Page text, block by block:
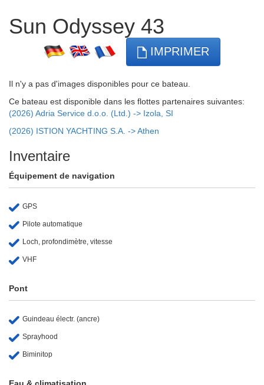
Sun Odyssey 43
IMPRIMER
Il n'y a pas d'images disponibles pour ce bateau.
Ce bateau est disponible dans les flottes partenaires suivantes:
(2026) Adria Service d.o.o. (Ltd.) -> Izola, SI
(2026) ISTION YACHTING S.A. -> Athen
Inventaire
Équipement de navigation
GPS
Pilote automatique
Loch, profondimètre, vitesse
VHF
Pont
Guindeau électr. (ancre)
Sprayhood
Biminitop
Eau & climatisation